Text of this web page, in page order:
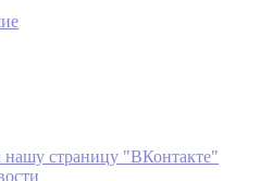
нашу страницу "ВКонтакте"